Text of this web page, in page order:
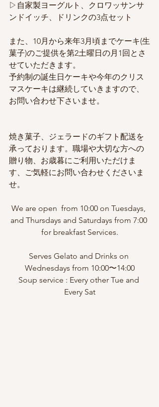
▷自家製ヨーグルト、クロワッサンサ
ンドイッチ、ドリンクの3点セット
また、10月から来年3月頃までケーキ(生
菓子)のご提供を第2土曜日の月1回とさ
せていただきます。
予約制の誕生日ケーキや今年のクリス
マスケーキは継続していきますので、
お問い合わせ下さいませ。
焼き菓子、ジェラードのギフト配送を
承っております。職場や大切な方への
贈り物、お歳暮にご利用いただけま
す、ご気軽にお問い合わせくださいま
せ。
We are open  from 10:00 on Tuesdays,
and Thursdays and Saturdays from 7:00
for breakfast Services.
Serves Gelato and Drinks on
Wednesdays from 10:00〜14:00
Soup service : Every other Tue and
Every Sat